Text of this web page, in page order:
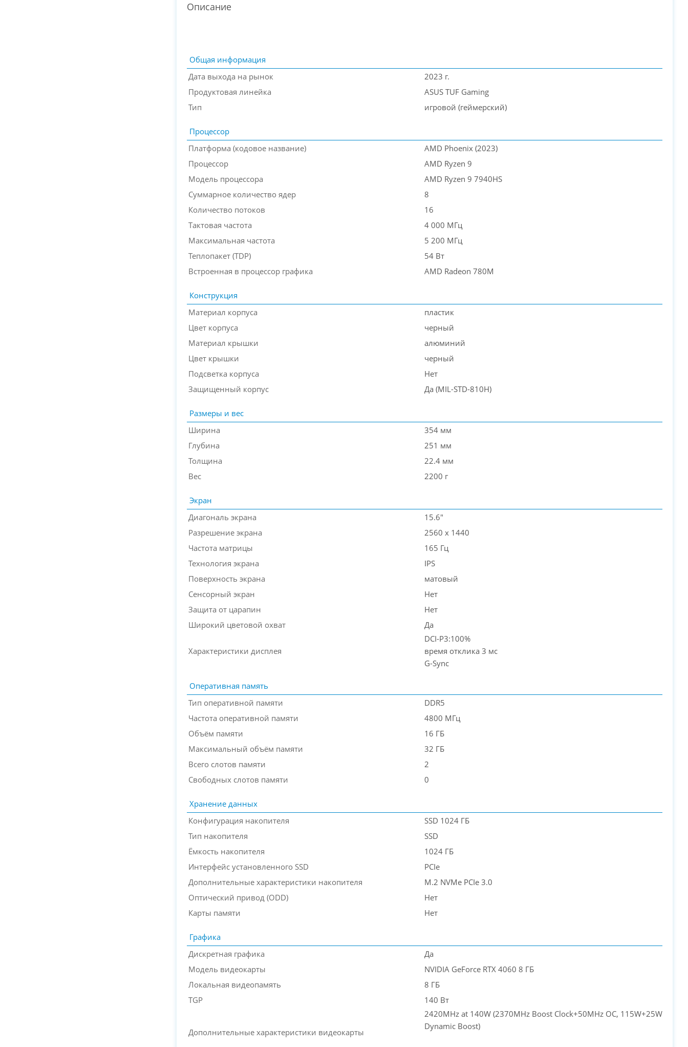
Описание
Общая информация
Дата выхода на рынок
2023 г.
Продуктовая линейка
ASUS TUF Gaming
Тип
игровой (геймерский)
Процессор
Платформа (кодовое название)
AMD Phoenix (2023)
Процессор
AMD Ryzen 9
Модель процессора
AMD Ryzen 9 7940HS
Суммарное количество ядер
8
Количество потоков
16
Тактовая частота
4 000 МГц
Максимальная частота
5 200 МГц
Теплопакет (TDP)
54 Вт
Встроенная в процессор графика
AMD Radeon 780M
Конструкция
Материал корпуса
пластик
Цвет корпуса
черный
Материал крышки
алюминий
Цвет крышки
черный
Подсветка корпуса
Нет
Защищенный корпус
Да (MIL-STD-810H)
Размеры и вес
Ширина
354 мм
Глубина
251 мм
Толщина
22.4 мм
Вес
2200 г
Экран
Диагональ экрана
15.6"
Разрешение экрана
2560 x 1440
Частота матрицы
165 Гц
Технология экрана
IPS
Поверхность экрана
матовый
Сенсорный экран
Нет
Защита от царапин
Нет
Широкий цветовой охват
Да
Характеристики дисплея
DCI-P3:100%
время отклика 3 мс
G-Sync
Оперативная память
Тип оперативной памяти
DDR5
Частота оперативной памяти
4800 МГц
Объём памяти
16 ГБ
Максимальный объём памяти
32 ГБ
Всего слотов памяти
2
Свободных слотов памяти
0
Хранение данных
Конфигурация накопителя
SSD 1024 ГБ
Тип накопителя
SSD
Ёмкость накопителя
1024 ГБ
Интерфейс установленного SSD
PCIe
Дополнительные характеристики накопителя
M.2 NVMe PCIe 3.0
Оптический привод (ODD)
Нет
Карты памяти
Нет
Графика
Дискретная графика
Да
Модель видеокарты
NVIDIA GeForce RTX 4060 8 ГБ
Локальная видеопамять
8 ГБ
TGP
140 Вт
Дополнительные характеристики видеокарты
2420MHz at 140W (2370MHz Boost Clock+50MHz OC, 115W+25W
Dynamic Boost)